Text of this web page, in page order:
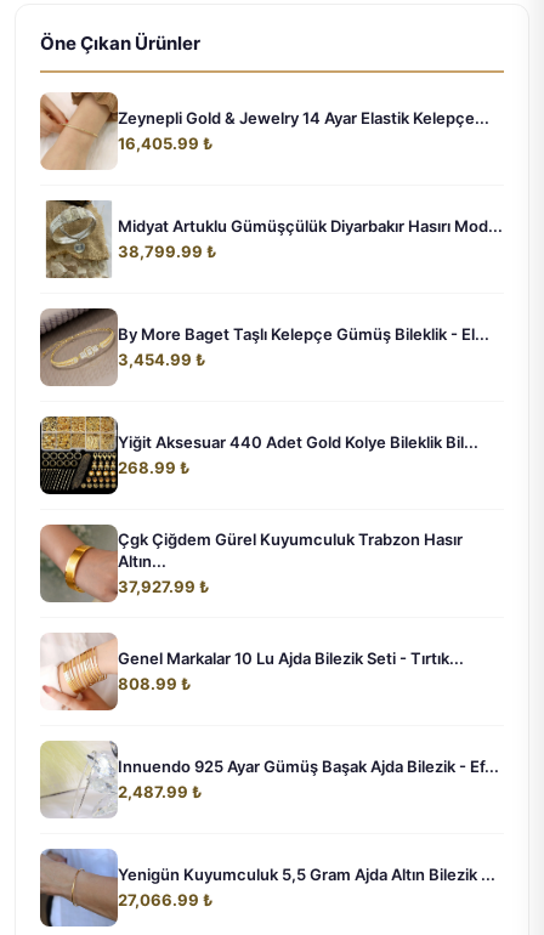
Öne Çıkan Ürünler
Zeynepli Gold & Jewelry 14 Ayar Elastik Kelepçe...
16,405.99 ₺
Midyat Artuklu Gümüşçülük Diyarbakır Hasırı Mod...
38,799.99 ₺
By More Baget Taşlı Kelepçe Gümüş Bileklik - El...
3,454.99 ₺
Yiğit Aksesuar 440 Adet Gold Kolye Bileklik Bil...
268.99 ₺
Çgk Çiğdem Gürel Kuyumculuk Trabzon Hasır
Altın...
37,927.99 ₺
Genel Markalar 10 Lu Ajda Bilezik Seti - Tırtık...
808.99 ₺
Innuendo 925 Ayar Gümüş Başak Ajda Bilezik - Ef...
2,487.99 ₺
Yenigün Kuyumculuk 5,5 Gram Ajda Altın Bilezik ...
27,066.99 ₺